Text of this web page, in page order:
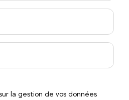
la gestion de vos données